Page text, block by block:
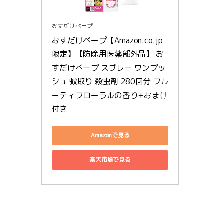
おすだけベープ
おすだけベープ【Amazon.co.jp
限定】【防除用医薬部外品】 お
すだけベープ スプレー ワンプッ
シュ 蚊取り 殺虫剤 280回分 フル
ーティフローラルの香り+おまけ
付き
Amazonで見る
楽天市場で見る